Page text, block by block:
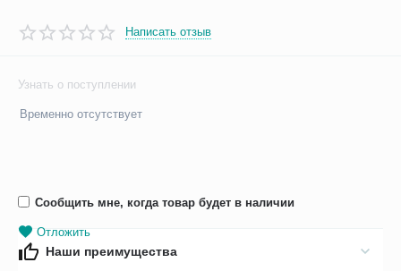
Написать отзыв
Узнать о поступлении
Временно отсутствует
Сообщить мне, когда товар будет в наличии
Отложить
Наши преимущества